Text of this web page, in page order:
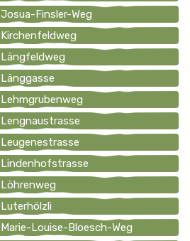
Josua-Finsler-Weg
Kirchenfeldweg
Längfeldweg
Länggasse
Lehmgrubenweg
Lengnaustrasse
Leugenestrasse
Lindenhofstrasse
Löhrenweg
Luterhölzli
Marie-Louise-Bloesch-Weg